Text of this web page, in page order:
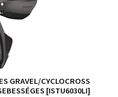
GRAVEL/CYCLOCROSS
[ISTU6030LI]